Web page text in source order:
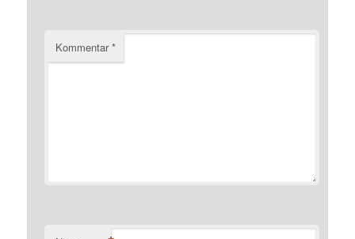
Kommentar*